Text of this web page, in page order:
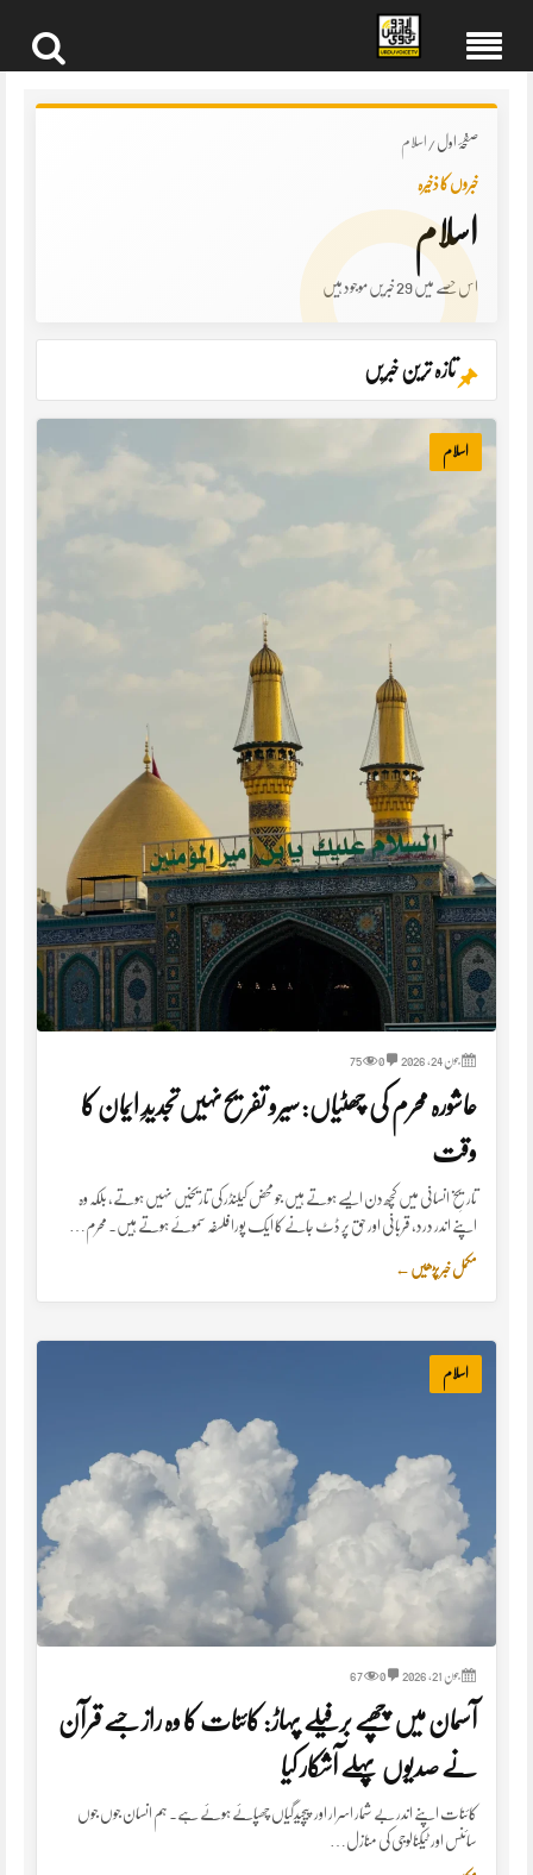
صفحۂ اول/ اسلام
خبروں کا ذخیرہ
اسلام
اس حصے میں 29 خبریں موجود ہیں
تازہ ترین خبریں
اسلام
جون 24, 2026 0
75
عاشورہ محرم کی چھٹیاں: سیرو تفریح‌نہیں‌تجدیدِ ایمان کا
وقت
تاریخِ انسانی میں کچھ دن ایسے ہوتے ہیں جو محض کیلنڈر کی تاریخیں نہیں ہوتے، بلکہ وہ
اپنے اندر درد، قربانی اور حق پر ڈٹ جانے کا ایک پورا فلسفہ سموئے ہوتے ہیں۔ محرم…
مکمل خبر پڑھیں ←
اسلام
جون 21, 2026 0
67
آسمان میں چھپے برفیلے پہاڑ: کائنات کا وہ راز جسے قرآن
نے صدیوں پہلے آشکار کیا
کائنات اپنے اندر بے شمار اسرار اور پیچیدگیاں چھپائے ہوئے ہے۔ ہم انسان جوں جوں
سائنس اور ٹیکنالوجی کی منازل…